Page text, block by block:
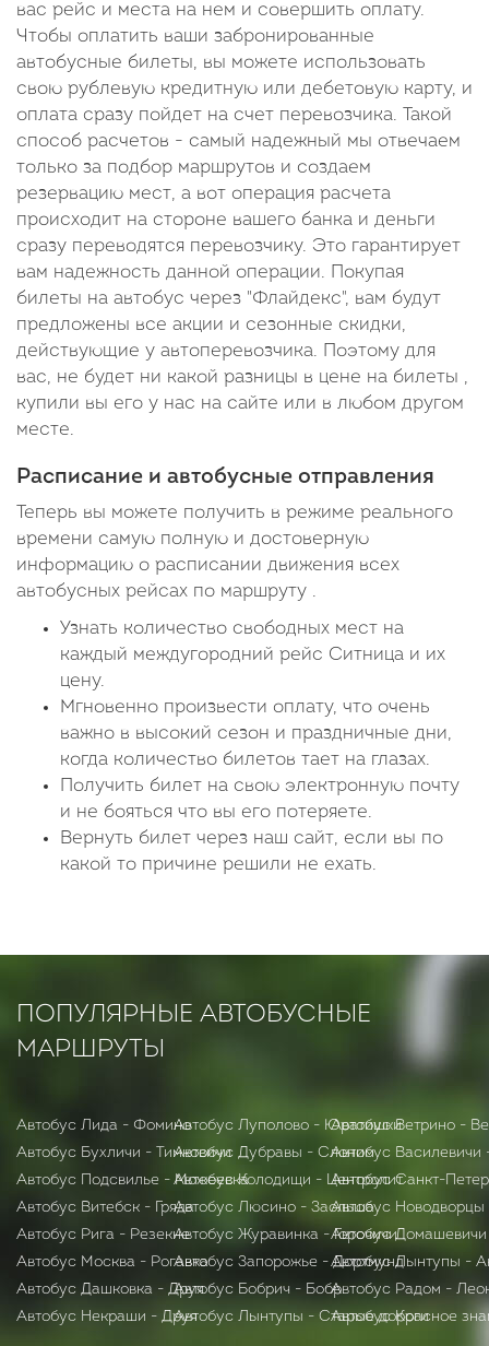
вас рейс и места на нем и совершить оплату.
Чтобы оплатить ваши забронированные
автобусные билеты, вы можете использовать
свою рублевую кредитную или дебетовую карту, и
оплата сразу пойдет на счет перевозчика. Такой
способ расчетов - самый надежный мы отвечаем
только за подбор маршрутов и создаем
резервацию мест, а вот операция расчета
происходит на стороне вашего банка и деньги
сразу переводятся перевозчику. Это гарантирует
вам надежность данной операции. Покупая
билеты на автобус через "Флайдекс", вам будут
предложены все акции и сезонные скидки,
действующие у автоперевозчика. Поэтому для
вас, не будет ни какой разницы в цене на билеты ,
купили вы его у нас на сайте или в любом другом
месте.
Расписание и автобусные отправления
Теперь вы можете получить в режиме реального
времени самую полную и достоверную
информацию о расписании движения всех
автобусных рейсах по маршруту .
Узнать количество свободных мест на
каждый междугородний рейс Ситница и их
цену.
Мгновенно произвести оплату, что очень
важно в высокий сезон и праздничные дни,
когда количество билетов тает на глазах.
Получить билет на свою электронную почту
и не бояться что вы его потеряете.
Вернуть билет через наш сайт, если вы по
какой то причине решили не ехать.
ПОПУЛЯРНЫЕ АВТОБУСНЫЕ
МАРШРУТЫ
Автобус Лида - Фомино
Автобус Бухличи - Тимковичи
Автобус Подсвилье - Можеевка
Автобус Витебск - Гряда
Автобус Рига - Резекне
Автобус Москва - Рогавка
Автобус Дашковка - Друя
Автобус Некраши - Друя
Автобус Луполово - Юратишки
Автобус Дубравы - Слоним
Автобус Колодищи - Центролит
Автобус Люсино - Заольша
Автобус Журавинка - Горочичи
Автобус Запорожье - Дортмунд
Автобус Бобрич - Бобр
Автобус Лынтупы - Старые дороги
Автобус Ветрино -
Автобус Василевичи
Автобус Санкт-
Автобус
Автобус
Автобус Лынтупы -
Автобус Радом -
Автобус Красное